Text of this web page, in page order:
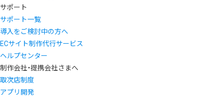
サポート
サポート一覧
導入をご検討中の方へ
ECサイト制作代行サービス
ヘルプセンター
制作会社・提携会社さまへ
取次店制度
アプリ開発